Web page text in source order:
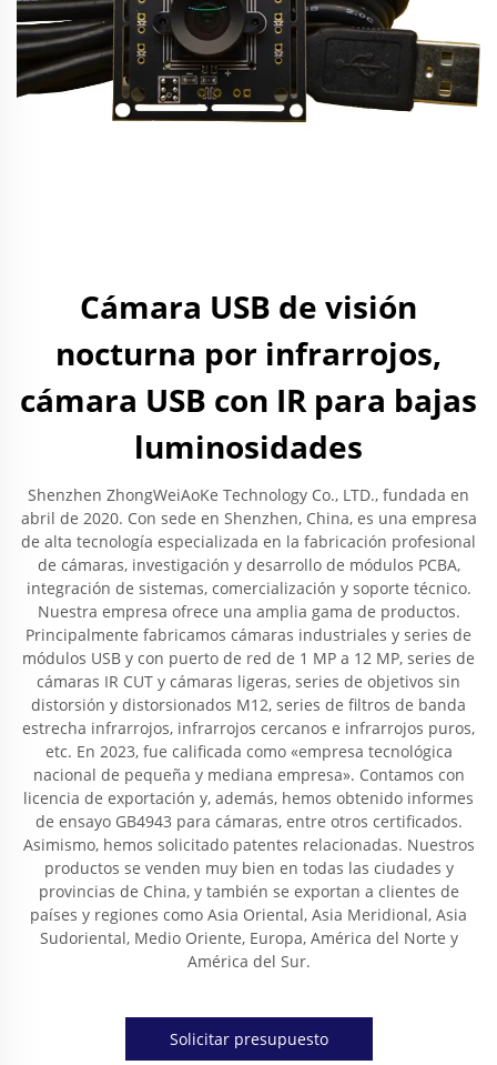
Cámara USB de visión
nocturna por infrarrojos,
cámara USB con IR para bajas
luminosidades
Shenzhen ZhongWeiAoKe Technology Co., LTD., fundada en
abril de 2020. Con sede en Shenzhen, China, es una empresa
de alta tecnología especializada en la fabricación profesional
de cámaras, investigación y desarrollo de módulos PCBA,
integración de sistemas, comercialización y soporte técnico.
Nuestra empresa ofrece una amplia gama de productos.
Principalmente fabricamos cámaras industriales y series de
módulos USB y con puerto de red de 1 MP a 12 MP, series de
cámaras IR CUT y cámaras ligeras, series de objetivos sin
distorsión y distorsionados M12, series de filtros de banda
estrecha infrarrojos, infrarrojos cercanos e infrarrojos puros,
etc. En 2023, fue calificada como «empresa tecnológica
nacional de pequeña y mediana empresa». Contamos con
licencia de exportación y, además, hemos obtenido informes
de ensayo GB4943 para cámaras, entre otros certificados.
Asimismo, hemos solicitado patentes relacionadas. Nuestros
productos se venden muy bien en todas las ciudades y
provincias de China, y también se exportan a clientes de
países y regiones como Asia Oriental, Asia Meridional, Asia
Sudoriental, Medio Oriente, Europa, América del Norte y
América del Sur.
Solicitar presupuesto